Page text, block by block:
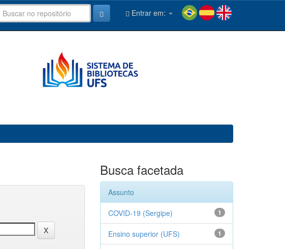
Entrar em:
Busca facetada
Assunto
1
COVID-19 (Sergipe)
1
Ensino superior (UFS)